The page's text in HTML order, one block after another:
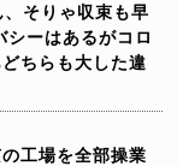
そりゃ収束も早
シーはあるがコロ
ちらも大した違
工場を全部操業